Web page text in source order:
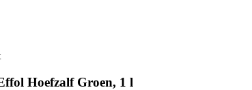
Hoefzalf Groen, 1 l